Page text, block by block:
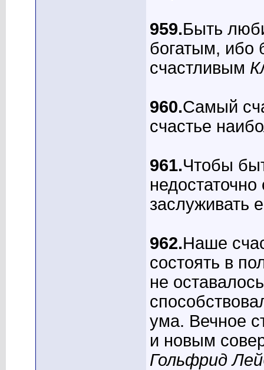
959.Быть
богатым, ибо
счастливым
960.Самый
счастье
961.Чтобы
заслуживать
962.Наше
состоять в
не
ума. Вечное
и новым
Гольфрид